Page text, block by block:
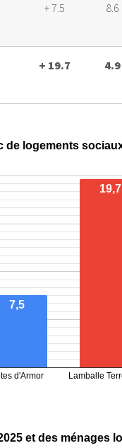
+ 7.5 8.6
+ 19.7 4.9